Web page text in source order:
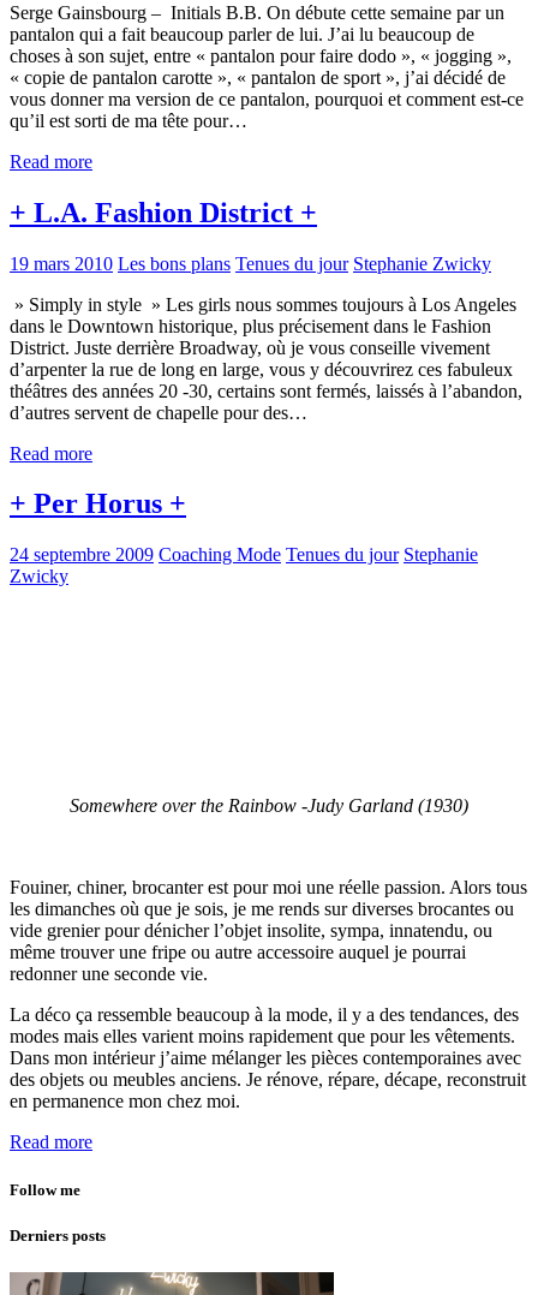
Serge Gainsbourg – Initials B.B. On débute cette semaine par un
pantalon qui a fait beaucoup parler de lui. J’ai lu beaucoup de
choses à son sujet, entre « pantalon pour faire dodo », « jogging »,
« copie de pantalon carotte », « pantalon de sport », j’ai décidé de
vous donner ma version de ce pantalon, pourquoi et comment est-ce
qu’il est sorti de ma tête pour…
Read more
+ L.A. Fashion District +
19 mars 2010 Les bons plans Tenues du jour Stephanie Zwicky
» Simply in style » Les girls nous sommes toujours à Los Angeles
dans le Downtown historique, plus précisement dans le Fashion
District. Juste derrière Broadway, où je vous conseille vivement
d’arpenter la rue de long en large, vous y découvrirez ces fabuleux
théâtres des années 20 -30, certains sont fermés, laissés à l’abandon,
d’autres servent de chapelle pour des…
Read more
+ Per Horus +
24 septembre 2009 Coaching Mode Tenues du jour Stephanie
Zwicky
Somewhere over the Rainbow -Judy Garland (1930)
Fouiner, chiner, brocanter est pour moi une réelle passion. Alors tous
les dimanches où que je sois, je me rends sur diverses brocantes ou
vide grenier pour dénicher l’objet insolite, sympa, innatendu, ou
même trouver une fripe ou autre accessoire auquel je pourrai
redonner une seconde vie.
La déco ça ressemble beaucoup à la mode, il y a des tendances, des
modes mais elles varient moins rapidement que pour les vêtements.
Dans mon intérieur j’aime mélanger les pièces contemporaines avec
des objets ou meubles anciens. Je rénove, répare, décape, reconstruit
en permanence mon chez moi.
Read more
Follow me
Derniers posts